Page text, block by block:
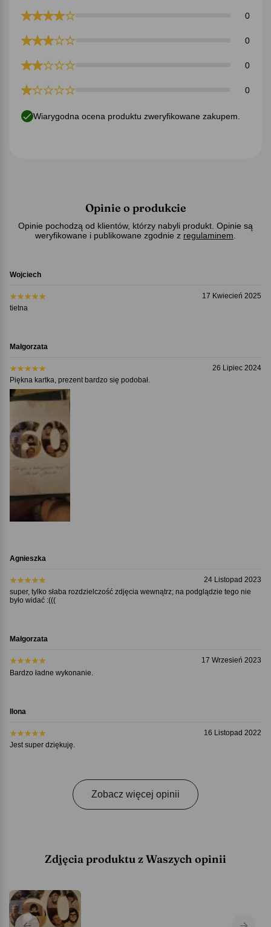
0
0
0
0
Wiarygodna ocena produktu zweryfikowane zakupem.
Opinie o produkcie
Opinie pochodzą od klientów, którzy nabyli produkt. Opinie są
weryfikowane i publikowane zgodnie z regulaminem
Wojciech
17 Kwiecień 2025
tietna
Małgorzata
26 Lipiec 2024
Piękna kartka, prezent bardzo się podobał.
Agnieszka
24 Listopad 2023
super, tylko słaba rozdzielczość zdjęcia wewnątrz; na podglądzie tego nie
było widać :(((
Małgorzata
17 Wrzesień 2023
Bardzo ładne wykonanie.
Ilona
16 Listopad 2022
Jest super dziękuję.
Zobacz więcej opinii
Zdjęcia produktu z Waszych opinii